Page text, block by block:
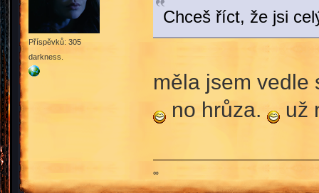
Příspěvků: 305
darkness.
Chceš říct, že jsi
měla jsem
no hrůza.
už
∞